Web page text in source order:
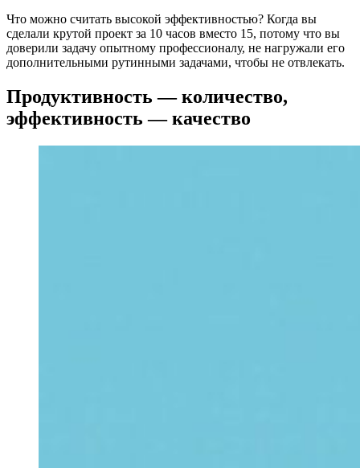
Что можно считать высокой эффективностью? Когда вы
сделали крутой проект за 10 часов вместо 15, потому что вы
доверили задачу опытному профессионалу, не нагружали его
дополнительными рутинными задачами, чтобы не отвлекать.
Продуктивность — количество,
эффективность — качество